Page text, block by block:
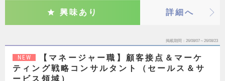
興味あり 詳細へ
掲載期間 26/08/07～26/08/23
NEW
【マネージャー職】顧客接点＆マーケ
ティング戦略コンサルタント（セールス＆サ
ービス領域）